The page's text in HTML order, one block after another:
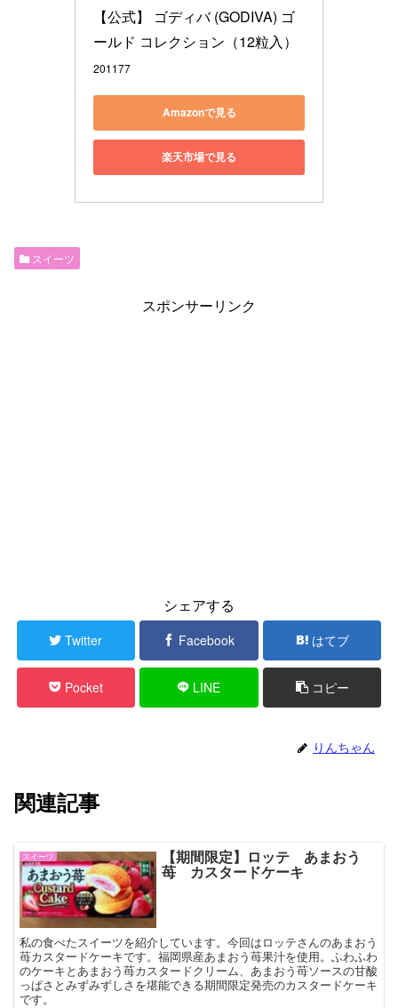
【公式】 ゴディバ (GODIVA) ゴ
ールド コレクション（12粒入）
201177
Amazonで見る
楽天市場で見る
スイーツ
スポンサーリンク
シェアする
Twitter Facebook はてブ
Pocket LINE コピー
りんちゃん
関連記事
スイーツ 【期間限定】ロッテ あまおう
苺 カスタードケーキ
私の食べたスイーツを紹介しています。今回はロッテさんのあまおう
苺カスタードケーキです。福岡県産あまおう苺果汁を使用。ふわふわ
のケーキとあまおう苺カスタードクリーム、あまおう苺ソースの甘酸
っぱさとみずみずしさを堪能できる期間限定発売のカスタードケーキ
です。